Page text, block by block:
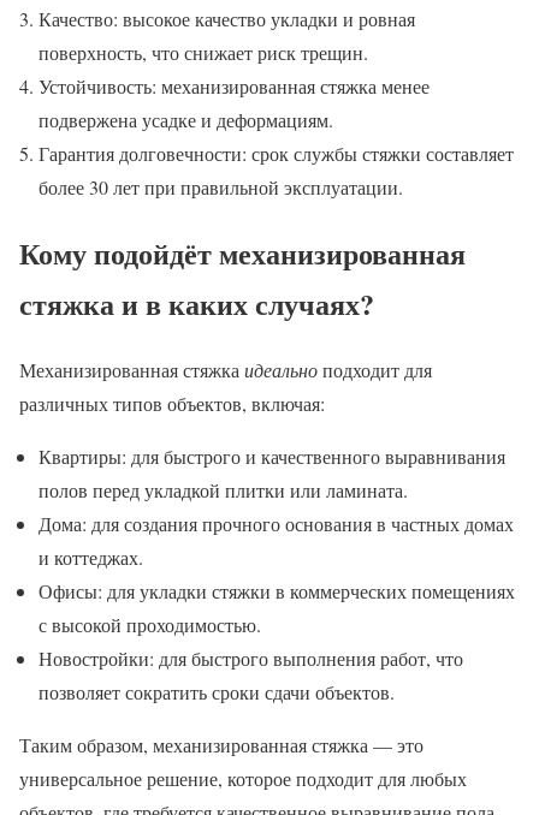
Качество: высокое качество укладки и ровная
поверхность, что снижает риск трещин.
Устойчивость: механизированная стяжка менее
подвержена усадке и деформациям.
Гарантия долговечности: срок службы стяжки составляет
более 30 лет при правильной эксплуатации.
Кому подойдёт механизированная
стяжка и в каких случаях?
Механизированная стяжка идеальноподходит для
различных типов объектов, включая:
Квартиры: для быстрого и качественного выравнивания
полов перед укладкой плитки или ламината.
Дома: для создания прочного основания в частных домах
и коттеджах.
Офисы: для укладки стяжки в коммерческих помещениях
с высокой проходимостью.
Новостройки: для быстрого выполнения работ, что
позволяет сократить сроки сдачи объектов.
Таким образом, механизированная стяжка — это
универсальное решение, которое подходит для любых